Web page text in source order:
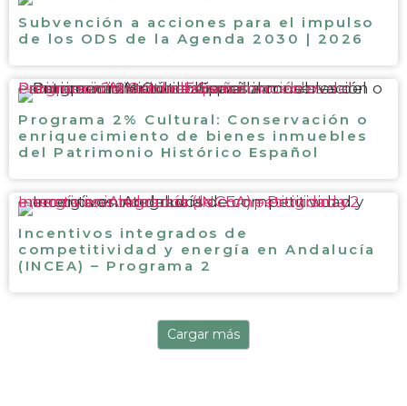
Subvención a acciones para el impulso
de los ODS de la Agenda 2030 | 2026
Programa 2% Cultural: Conservación o enriquecimiento de bienes inmuebles del Patrimonio Histórico Español
Programa 2% Cultural: Conservación o
enriquecimiento de bienes inmuebles
del Patrimonio Histórico Español
Incentivos integrados de competitividad y energía en Andalucía (INCEA) – Programa 2
Incentivos integrados de
competitividad y energía en Andalucía
(INCEA) – Programa 2
Cargar más